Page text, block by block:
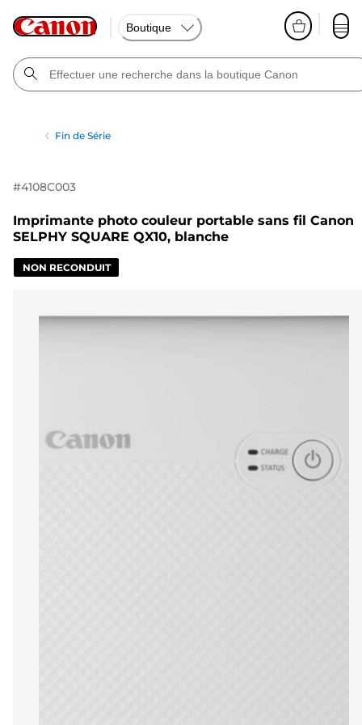
Boutique
Fin de Série
#4108C003
Imprimante photo couleur portable sans fil Canon
SELPHY SQUARE QX10, blanche
NON RECONDUIT